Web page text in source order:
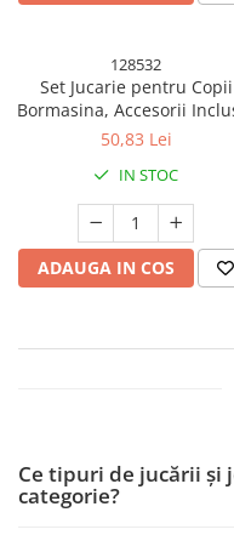
128532
Set Jucarie pentru Copii
Bormasina, Accesorii
4 Capete de Schimb,
21.5x17.5x6 cm, Portocaliu
50,83 Lei
IN STOC
ADAUGA IN COS
Ce tipuri de jucării și
categorie?